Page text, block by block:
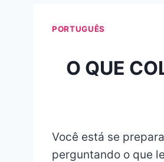
PORTUGUÊS
O QUE
Você está se
perguntando o que